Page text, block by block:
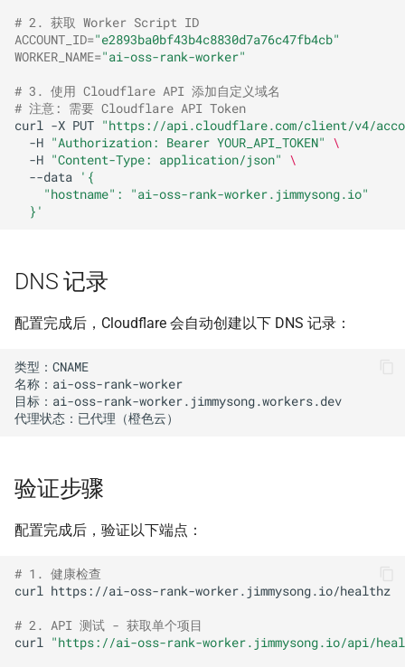
# 2. 获取 Worker Script ID
ACCOUNT_ID="e2893ba0bf43b4c8830d7a76c47fb4cb"
WORKER_NAME="ai-oss-rank-worker"
# 3. 使用 Cloudflare API 添加自定义域名
# 注意: 需要 Cloudflare API Token
curl
-X PUT "https://api.cloudflare.com/client/v4/
-H "Authorization: Bearer YOUR_API_TOKEN"
\
-H "Content-Type: application/json"
\
--data
'{
    "hostname": "ai-oss-rank-worker.jimmysong.io"
  }'
DNS 记录
配置完成后，Cloudflare 会自动创建以下 DNS 记录：
类型：CNAME
名称：ai-oss-rank-worker
目标：ai-oss-rank-worker.jimmysong.workers.dev
验证步骤
配置完成后，验证以下端点：
# 1. 健康检查
curl
https://ai-oss-rank-worker.jimmysong.io/healthz
# 2. API 测试 - 获取单个项目
curl
"https://ai-oss-rank-worker.jimmysong.io/api/